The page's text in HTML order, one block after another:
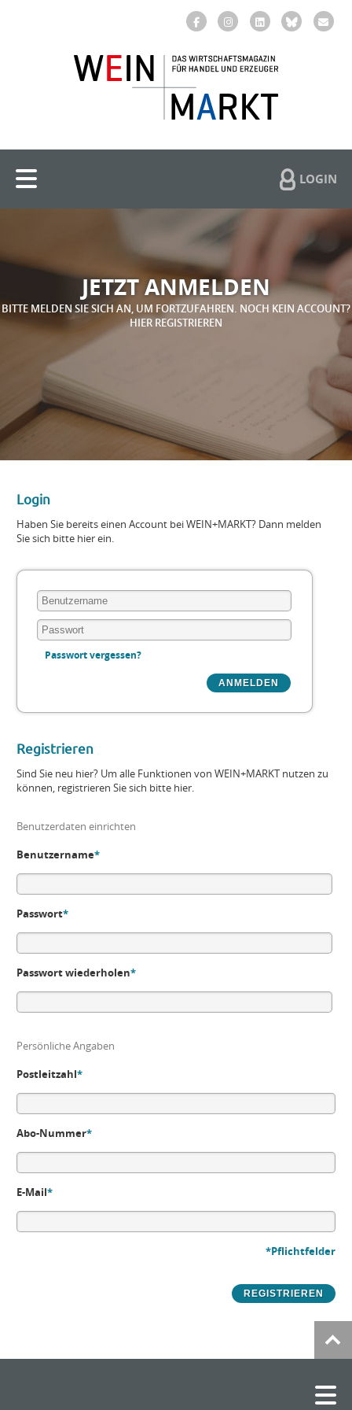
LOGIN
JETZT ANMELDEN
BITTE MELDEN SIE SICH AN, UM FORTZUFAHREN. NOCH KEIN ACCOUNT?
HIER REGISTRIEREN
Login
Haben Sie bereits einen Account bei WEIN+MARKT? Dann melden
Sie sich bitte hier ein.
Passwort vergessen?
Registrieren
Sind Sie neu hier? Um alle Funktionen von WEIN+MARKT nutzen zu
können, registrieren Sie sich bitte hier.
Benutzerdaten einrichten
Benutzername*
Passwort*
Passwort wiederholen*
Persönliche Angaben
Postleitzahl*
Abo-Nummer*
E-Mail*
*Pflichtfelder